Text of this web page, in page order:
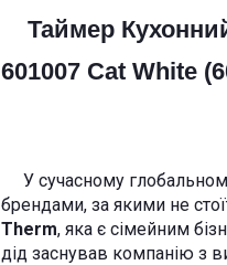
Таймер
601007 Cat White
У сучасному
брендами, за якими не
Therm, яка є сімейним
дід заснував компанію з